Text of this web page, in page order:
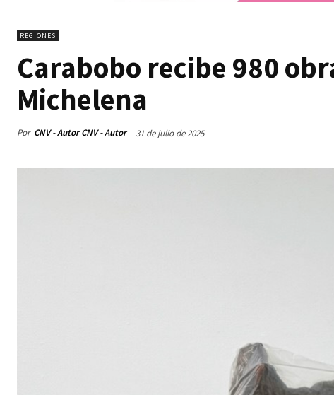
REGIONES
Carabobo recibe 980
Michelena
Por CNV - Autor CNV - Autor 31 de julio de 2025